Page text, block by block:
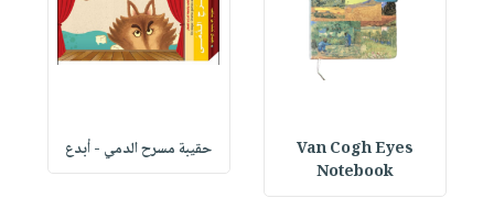
Van Cogh Eyes
Notebook
حقيبة مسرح الدمي - أبدع